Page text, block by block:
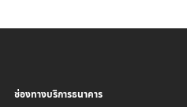
ช่องทางบริการธนาคาร